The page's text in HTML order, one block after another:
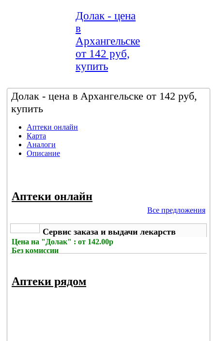
Долак - цена
в
Архангельске
от 142 руб,
купить
Долак - цена в Архангельске от 142 руб,
купить
Аптеки онлайн
Карта
Аналоги
Описание
Аптеки онлайн
Все предложения
Сервис заказа и выдачи лекарств
Цена на "Долак" : от 142.00р
Без комиссии
Аптеки рядом